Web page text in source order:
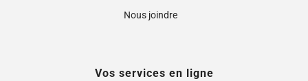
Nous joindre
Vos services en ligne